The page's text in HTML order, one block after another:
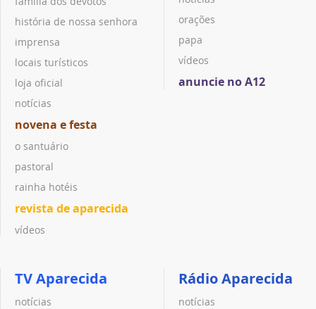
história de nossa senhora
imprensa
locais turísticos
loja oficial
notícias
novena e festa
o santuário
pastoral
rainha hotéis
revista de aparecida
vídeos
orações
papa
vídeos
anuncie no A12
TV Aparecida
notícias
Rádio Aparecida
notícias